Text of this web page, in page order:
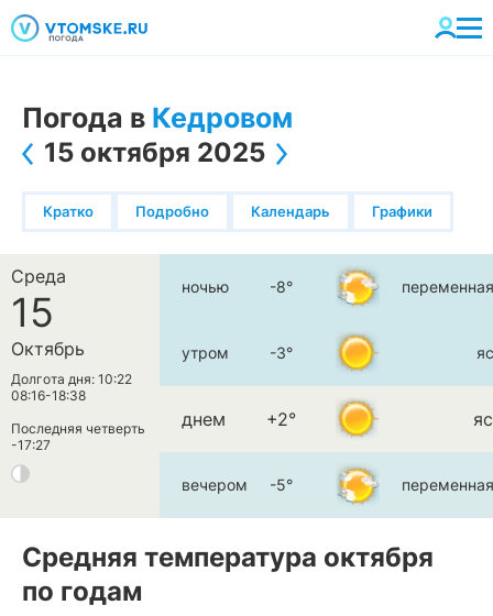
Погода в Кедровом
15 октября 2025
Кратко Подробно Календарь Графики
Среда
15
Октябрь
Долгота дня: 10:22
08:16-18:38
Последняя четверть
-17:27
ночью -8°
утром -3°
днем +2°
вечером -5°
Средняя температура октября
по годам